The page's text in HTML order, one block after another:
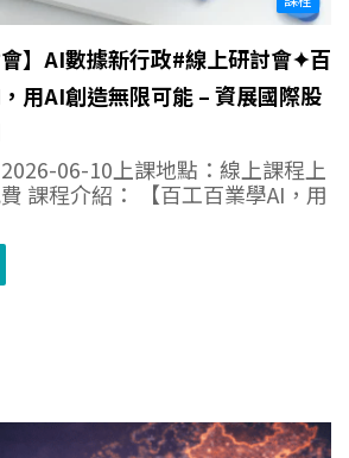
會】AI數據新行政#線上研討會✦百
用AI創造無限可能 – 資展國際股
06-10上課地點：線上課程上
課程介紹： 【百工百業學AI，用